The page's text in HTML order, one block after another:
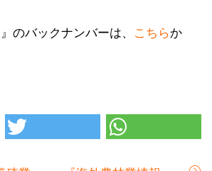
のバックナンバーは、 こちらか